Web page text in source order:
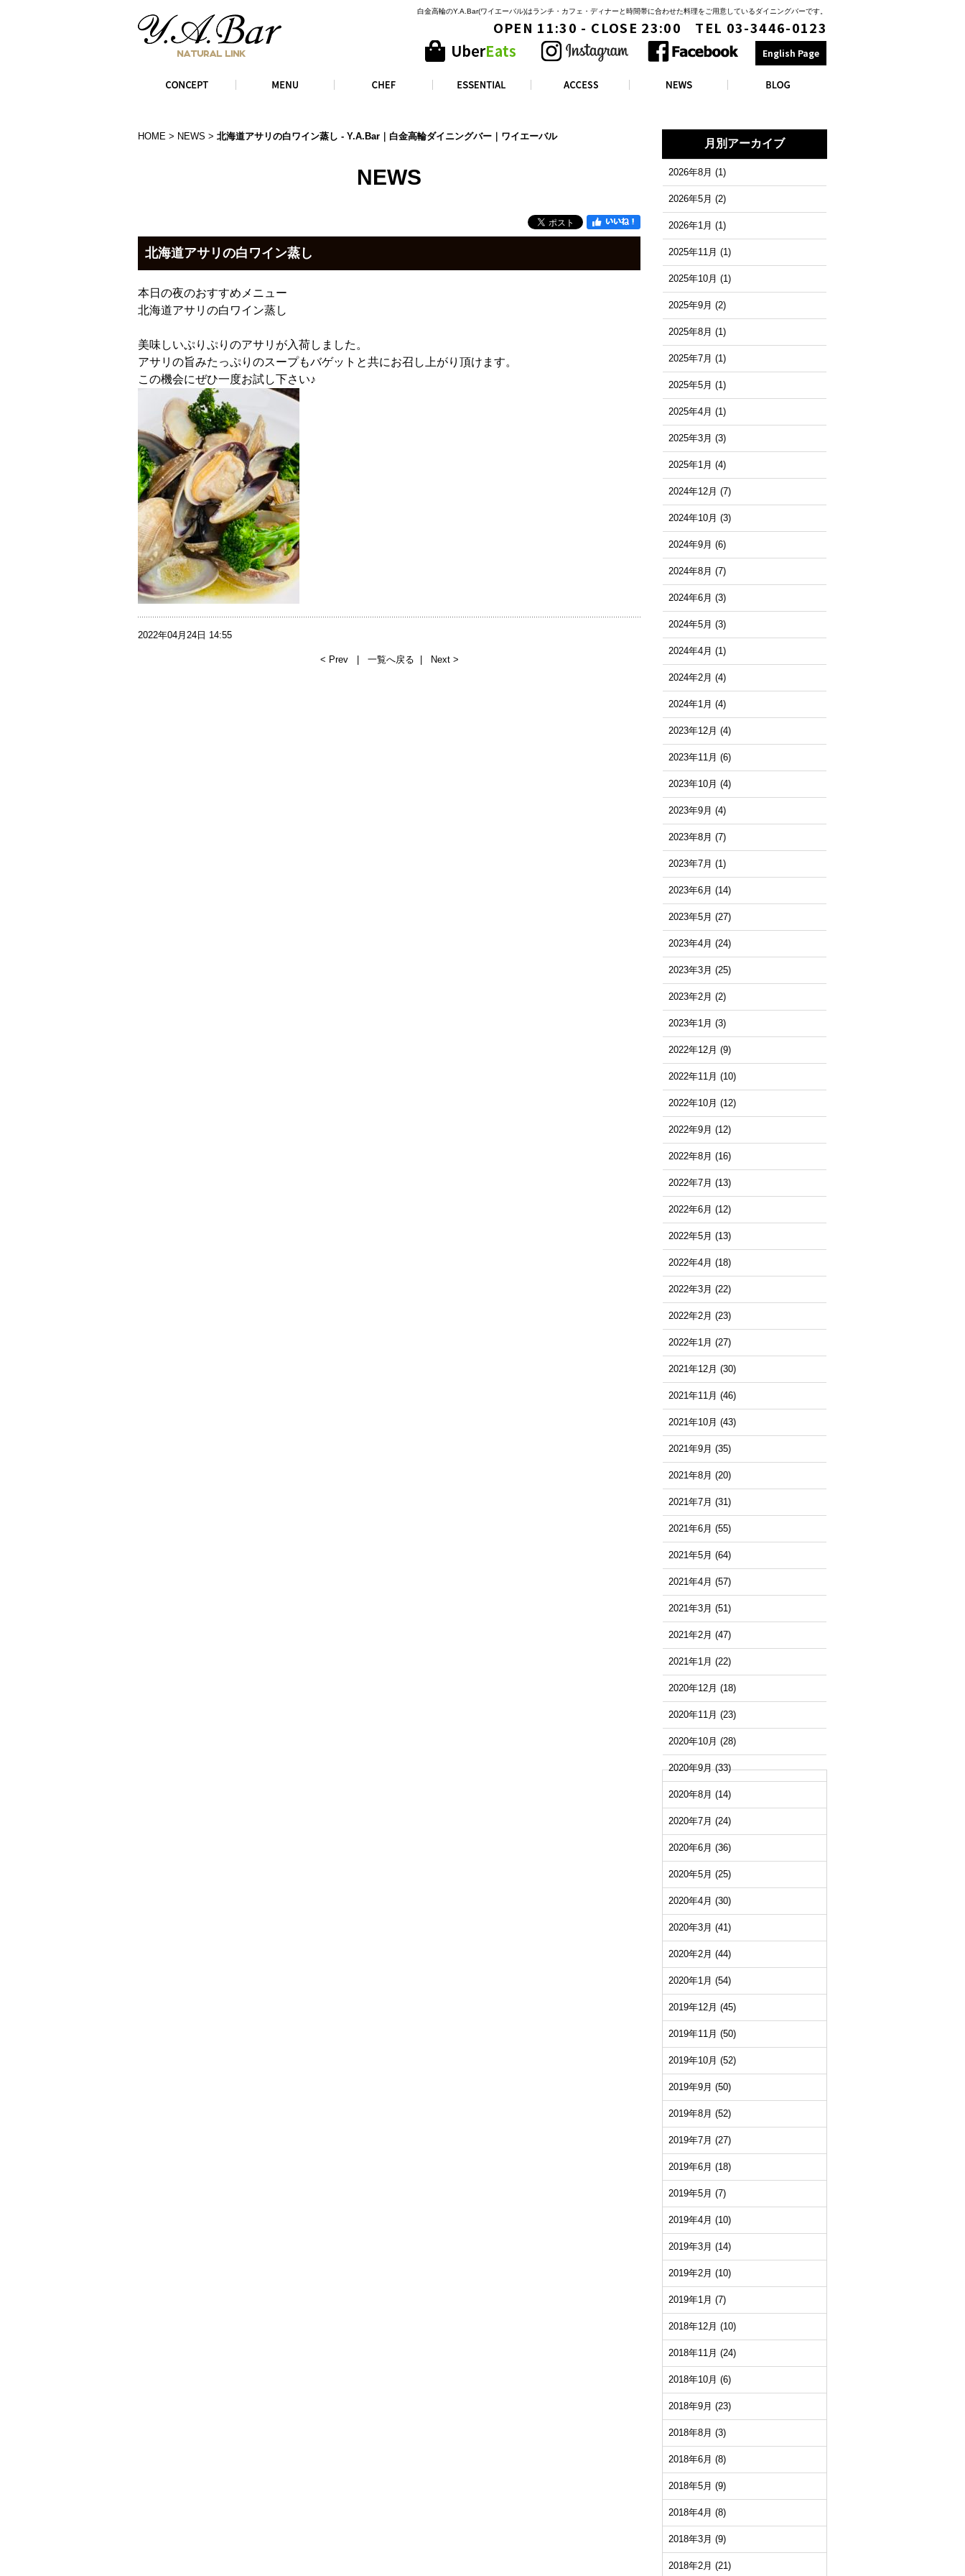
白金高輪のY.A.Bar(ワイエーバル)はランチ・カフェ・ディナーと時間帯に合わせた料理をご用意しているダイニングバーです。
OPEN 11:30 - CLOSE 23:00 TEL 03-3446-0123
English Page
月別アーカイブ
2026年8月 (1)
2026年5月 (2)
2026年1月 (1)
2025年11月 (1)
2025年10月 (1)
2025年9月 (2)
2025年8月 (1)
2025年7月 (1)
2025年5月 (1)
2025年4月 (1)
2025年3月 (3)
2025年1月 (4)
2024年12月 (7)
2024年10月 (3)
2024年9月 (6)
2024年8月 (7)
2024年6月 (3)
2024年5月 (3)
2024年4月 (1)
2024年2月 (4)
2024年1月 (4)
2023年12月 (4)
2023年11月 (6)
2023年10月 (4)
2023年9月 (4)
2023年8月 (7)
2023年7月 (1)
2023年6月 (14)
2023年5月 (27)
2023年4月 (24)
2023年3月 (25)
2023年2月 (2)
2023年1月 (3)
2022年12月 (9)
2022年11月 (10)
2022年10月 (12)
2022年9月 (12)
2022年8月 (16)
2022年7月 (13)
2022年6月 (12)
2022年5月 (13)
2022年4月 (18)
2022年3月 (22)
2022年2月 (23)
2022年1月 (27)
2021年12月 (30)
2021年11月 (46)
2021年10月 (43)
2021年9月 (35)
2021年8月 (20)
2021年7月 (31)
2021年6月 (55)
2021年5月 (64)
2021年4月 (57)
2021年3月 (51)
2021年2月 (47)
2021年1月 (22)
2020年12月 (18)
2020年11月 (23)
2020年10月 (28)
2020年9月(33)
2020年8月 (14)
2020年7月 (24)
2020年6月 (36)
2020年5月 (25)
2020年4月 (30)
2020年3月 (41)
2020年2月 (44)
2020年1月 (54)
2019年12月 (45)
2019年11月 (50)
2019年10月 (52)
2019年9月 (50)
2019年8月 (52)
2019年7月 (27)
2019年6月 (18)
2019年5月 (7)
2019年4月 (10)
2019年3月 (14)
2019年2月 (10)
2019年1月 (7)
2018年12月 (10)
2018年11月 (24)
2018年10月 (6)
2018年9月 (23)
2018年8月 (3)
2018年6月 (8)
2018年5月 (9)
2018年4月 (8)
2018年3月 (9)
2018年2月 (21)
HOME > NEWS > 北海道アサリの白ワイン蒸し - Y.A.Bar｜白金高輪ダイニングバー｜ワイエーバル
NEWS
北海道アサリの白ワイン蒸し
本日の夜のおすすめメニュー
北海道アサリの白ワイン蒸し
美味しいぷりぷりのアサリが入荷しました。
アサリの旨みたっぷりのスープもバゲットと共にお召し上がり頂けます。
この機会にぜひ一度お試し下さい♪
2022年04月24日 14:55
< Prev 一覧へ戻る Next >